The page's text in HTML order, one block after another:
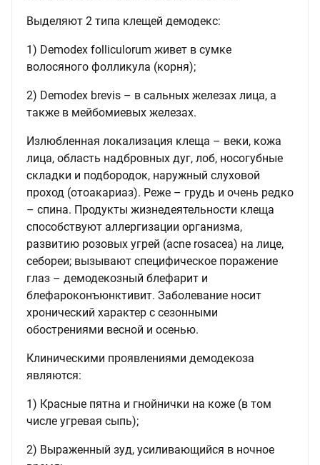
Выделяют 2 типа клещей демодекс:
1) Demodex folliculorum живет в сумке
волосяного фолликула (корня);
2) Demodex brevis – в сальных железах лица, а
также в мейбомиевых железах.
Излюбленная локализация клеща – веки, кожа
лица, область надбровных дуг, лоб, носогубные
складки и подбородок, наружный слуховой
проход (отоакариаз). Реже – грудь и очень редко
– спина. Продукты жизнедеятельности клеща
способствуют аллергизации организма,
развитию розовых угрей (аcne rosacea) на лице,
себореи; вызывают специфическое поражение
глаз – демодекозный блефарит и
блефароконъюнктивит. Заболевание носит
хронический характер с сезонными
обострениями весной и осенью.
Клиническими проявлениями демодекоза
являются:
1) Красные пятна и гнойнички на коже (в том
числе угревая сыпь);
2) Выраженный зуд, усиливающийся в ночное